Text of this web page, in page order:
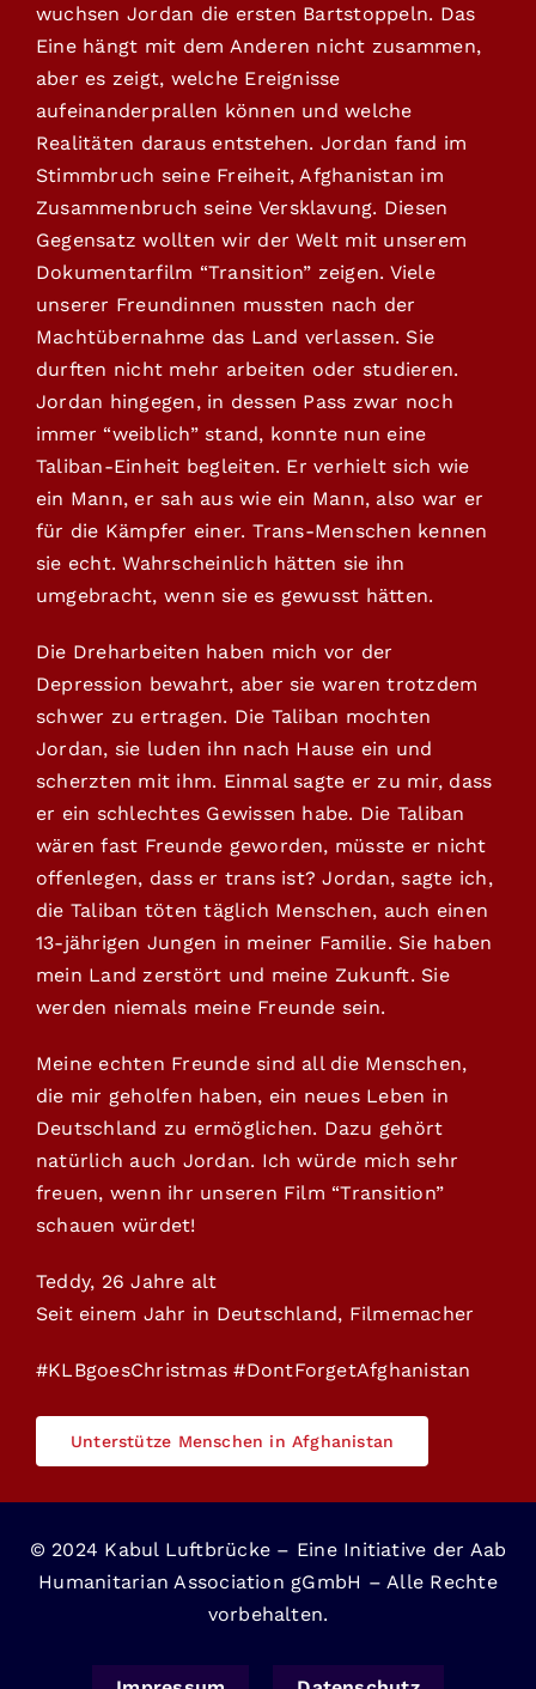
wuchsen Jordan die ersten Bartstoppeln. Das
Eine hängt mit dem Anderen nicht zusammen,
aber es zeigt, welche Ereignisse
aufeinanderprallen können und welche
Realitäten daraus entstehen. Jordan fand im
Stimmbruch seine Freiheit, Afghanistan im
Zusammenbruch seine Versklavung. Diesen
Gegensatz wollten wir der Welt mit unserem
Dokumentarfilm “Transition” zeigen. Viele
unserer Freundinnen mussten nach der
Machtübernahme das Land verlassen. Sie
durften nicht mehr arbeiten oder studieren.
Jordan hingegen, in dessen Pass zwar noch
immer “weiblich” stand, konnte nun eine
Taliban-Einheit begleiten. Er verhielt sich wie
ein Mann, er sah aus wie ein Mann, also war er
für die Kämpfer einer. Trans-Menschen kennen
sie echt. Wahrscheinlich hätten sie ihn
umgebracht, wenn sie es gewusst hätten.
Die Dreharbeiten haben mich vor der
Depression bewahrt, aber sie waren trotzdem
schwer zu ertragen. Die Taliban mochten
Jordan, sie luden ihn nach Hause ein und
scherzten mit ihm. Einmal sagte er zu mir, dass
er ein schlechtes Gewissen habe. Die Taliban
wären fast Freunde geworden, müsste er nicht
offenlegen, dass er trans ist? Jordan, sagte ich,
die Taliban töten täglich Menschen, auch einen
13-jährigen Jungen in meiner Familie. Sie haben
mein Land zerstört und meine Zukunft. Sie
werden niemals meine Freunde sein.
Meine echten Freunde sind all die Menschen,
die mir geholfen haben, ein neues Leben in
Deutschland zu ermöglichen. Dazu gehört
natürlich auch Jordan. Ich würde mich sehr
freuen, wenn ihr unseren Film “Transition”
schauen würdet!
Teddy, 26 Jahre alt
Seit einem Jahr in Deutschland, Filmemacher
#KLBgoesChristmas #DontForgetAfghanistan
Unterstütze Menschen in Afghanistan
© 2024 Kabul Luftbrücke – Eine Initiative der Aab
Humanitarian Association gGmbH – Alle Rechte
vorbehalten.